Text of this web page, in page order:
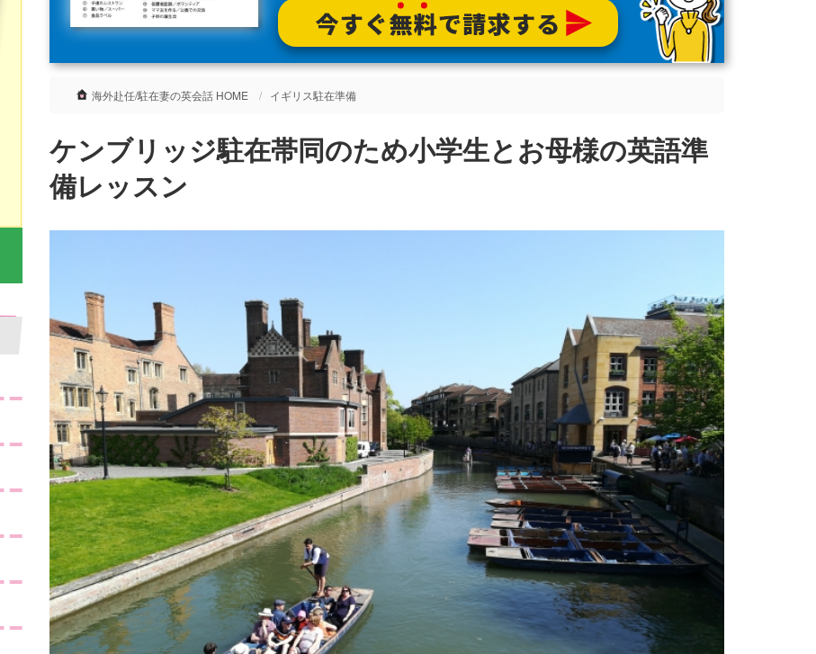
海外赴任/駐在妻の英会話 HOME イギリス駐在準備
ケンブリッジ駐在帯同のため小学生とお母様の英語準
備レッスン